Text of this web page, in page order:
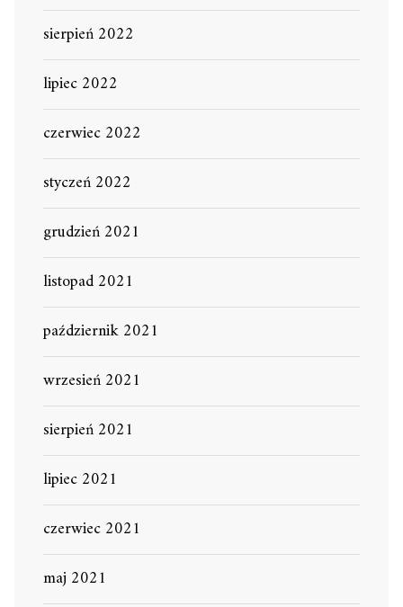
sierpień 2022
lipiec 2022
czerwiec 2022
styczeń 2022
grudzień 2021
listopad 2021
październik 2021
wrzesień 2021
sierpień 2021
lipiec 2021
czerwiec 2021
maj 2021